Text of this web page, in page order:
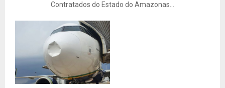
Contratados do Estado do Amazonas...